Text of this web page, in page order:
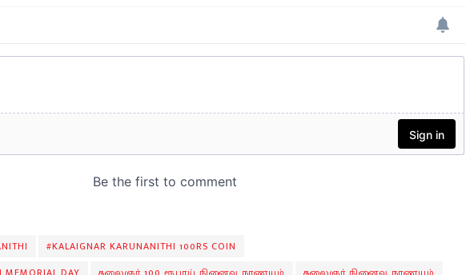
#KALAIGNAR KARUNANITHI 100RS COIN